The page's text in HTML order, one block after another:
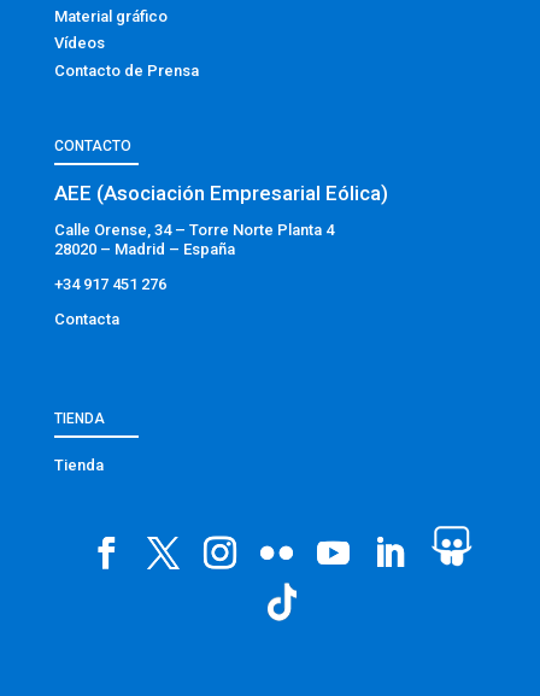
Material gráfico
Vídeos
Contacto de Prensa
CONTACTO
AEE (Asociación Empresarial Eólica)
Calle Orense, 34 – Torre Norte Planta 4
28020 – Madrid – España
+34 917 451 276
Contacta
TIENDA
Tienda